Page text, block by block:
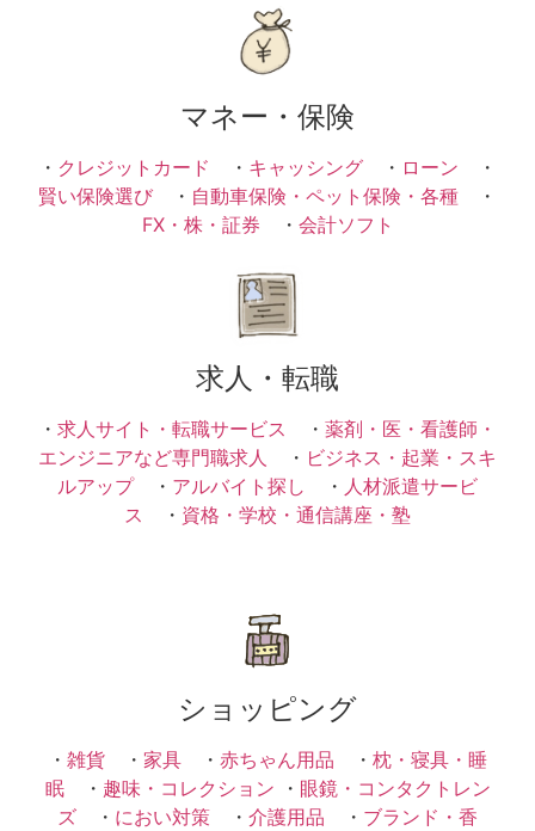
マネー・保険
・ クレジットカード ・ キャッシング ・ ローン ・
賢い保険選び ・ 自動車保険・ペット保険・各種 ・
FX・株・証券 ・ 会計ソフト
求人・転職
・ 求人サイト・転職サービス ・ 薬剤・医・看護師・
エンジニアなど専門職求人
・ ビジネス・起業・スキ
ルアップ・ アルバイト探し ・ 人材派遣サービ
ス ・ 資格・学校・通信講座・塾
ショッピング
・ 雑貨 ・ 家具 ・ 赤ちゃん用品 ・ 枕・寝具・睡
眠・ 趣味・コレクション ・ 眼鏡・コンタクトレン
ズ ・ におい対策 ・ 介護用品 ・ ブランド・香